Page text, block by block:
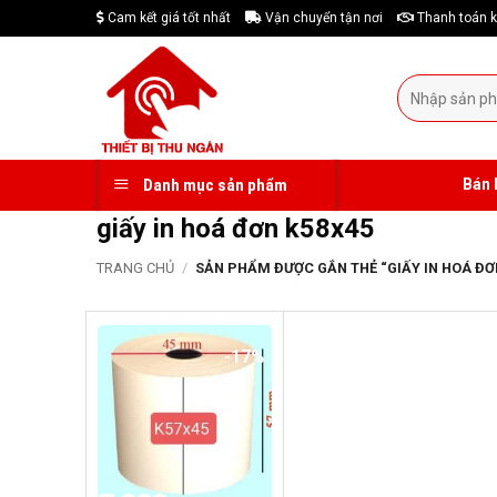
to
Cam kết giá tốt nhất Vận chuyển tận nơi Thanh toán
Tìm
kiếm:
Danh mục sản phẩm
giấy in hoá đơn k58x45
TRANG CHỦ / SẢN PHẨM ĐƯỢC GẮN THẺ “GIẤY IN HOÁ
-17%